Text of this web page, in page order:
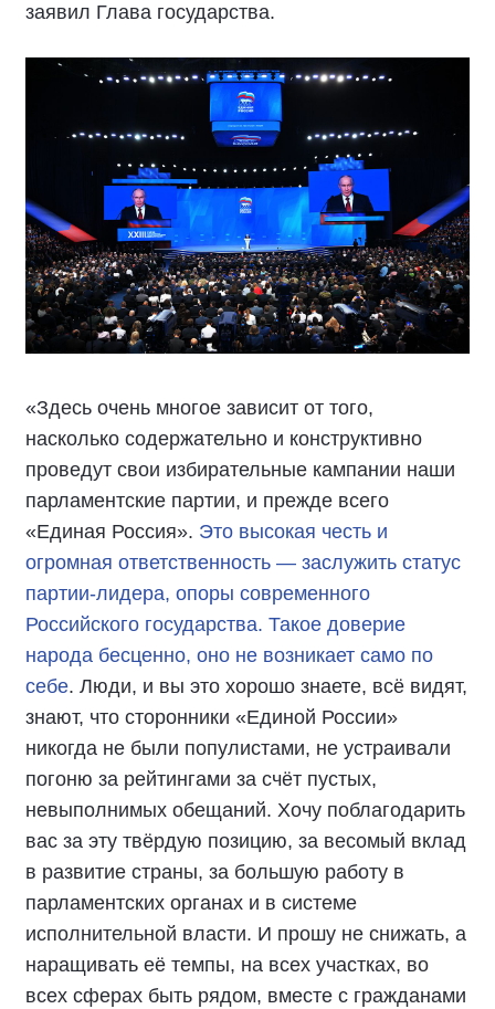
заявил Глава государства.
«Здесь очень многое зависит от того,
насколько содержательно и конструктивно
проведут свои избирательные кампании наши
парламентские партии, и прежде всего
«Единая Россия». Это высокая честь и
огромная ответственность — заслужить статус
партии-лидера, опоры современного
Российского государства. Такое доверие
народа бесценно, оно не возникает само по
себе. Люди, и вы это хорошо знаете, всё видят,
знают, что сторонники «Единой России»
никогда не были популистами, не устраивали
погоню за рейтингами за счёт пустых,
невыполнимых обещаний. Хочу поблагодарить
вас за эту твёрдую позицию, за весомый вклад
в развитие страны, за большую работу в
парламентских органах и в системе
исполнительной власти. И прошу не снижать, а
наращивать её темпы, на всех участках, во
всех сферах быть рядом, вместе с гражданами